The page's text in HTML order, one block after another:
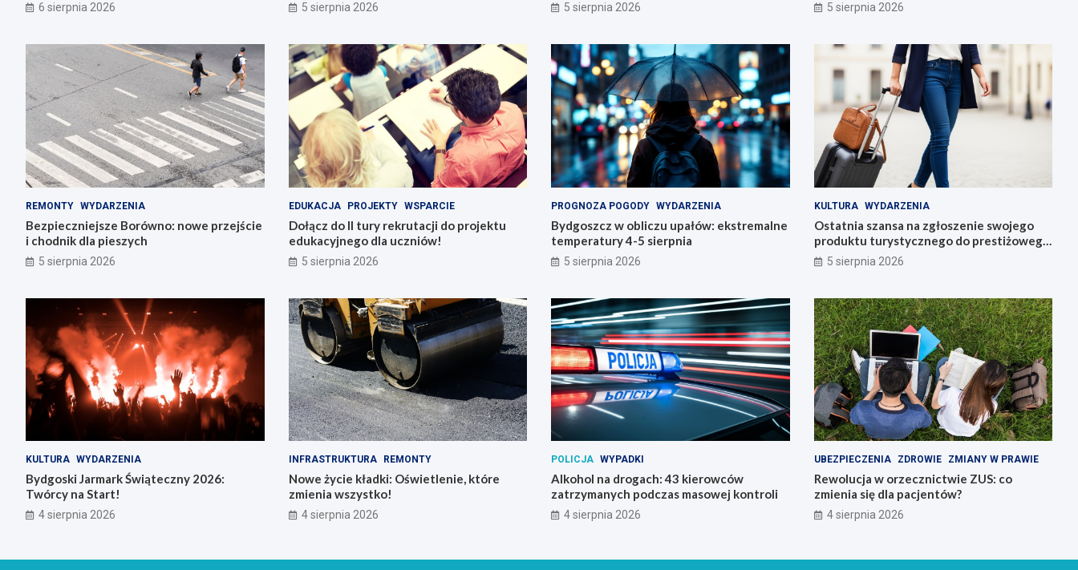
6 sierpnia 2026 5 sierpnia 2026 5 sierpnia 2026 5 sierpnia 2026
REMONTY WYDARZENIA
Bezpieczniejsze Borówno: nowe przejście
i chodnik dla pieszych
5 sierpnia 2026
EDUKACJA PROJEKTY WSPARCIE
Dołącz do II tury rekrutacji do projektu
edukacyjnego dla uczniów!
5 sierpnia 2026
PROGNOZA POGODY WYDARZENIA
Bydgoszcz w obliczu upałów: ekstremalne
temperatury 4-5 sierpnia
5 sierpnia 2026
KULTURA WYDARZENIA
Ostatnia szansa na zgłoszenie swojego
produktu turystycznego do prestiżowego
konkursu POT
5 sierpnia 2026
KULTURA WYDARZENIA
Bydgoski Jarmark Świąteczny 2026:
Twórcy na Start!
4 sierpnia 2026
INFRASTRUKTURA REMONTY
Nowe życie kładki: Oświetlenie, które
zmienia wszystko!
4 sierpnia 2026
POLICJA WYPADKI
Alkohol na drogach: 43 kierowców
zatrzymanych podczas masowej kontroli
4 sierpnia 2026
UBEZPIECZENIA ZDROWIE ZMIANY W PRAWIE
Rewolucja w orzecznictwie ZUS: co
zmienia się dla pacjentów?
4 sierpnia 2026